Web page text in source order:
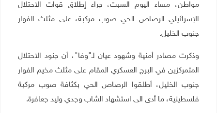
مواطن، مساء اليوم السبت، جراء إطلاق قوات الاحتلال
الإسرائيلي الرصاص الحي صوب مركبة، على مثلث الفوار
جنوب الخليل.
وذكرت مصادر أمنية وشهود عيان لـ"وفا"، أن جنود الاحتلال
المتمركزين في البرج العسكري المقام على مثلث مخيم الفوار
جنوب الخليل، أطلقوا الرصاص الحي بكثافة صوب مركبة
فلسطينية، ما أدى الى استشهاد الشاب وجدي وليد جعافرة.